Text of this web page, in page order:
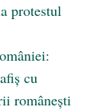
protestul
cu
românești